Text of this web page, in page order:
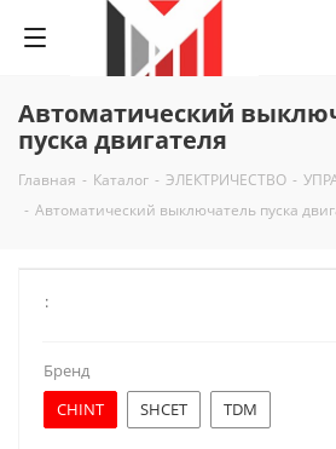
Автоматический
пуска двигателя
Главная - Каталог - ЭЛЕКТРИЧЕСТВО -
- Автоматический выключатель пуска
:
Бренд
CHINT
SHCET TDM